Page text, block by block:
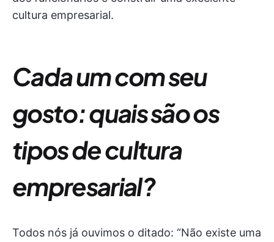
cultura empresarial.
Cada um com seu
gosto: quais são os
tipos de cultura
empresarial?
Todos nós já ouvimos o ditado: “Não existe uma